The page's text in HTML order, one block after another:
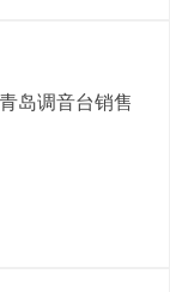
岛调音台销售